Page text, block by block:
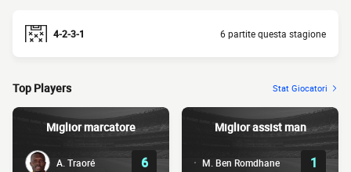
4-2-3-1 6 partite questa stagione
Top Players Stat Giocatori
Miglior marcatore
A. Traoré 6
Miglior assist man
M. Ben Romdhane 1